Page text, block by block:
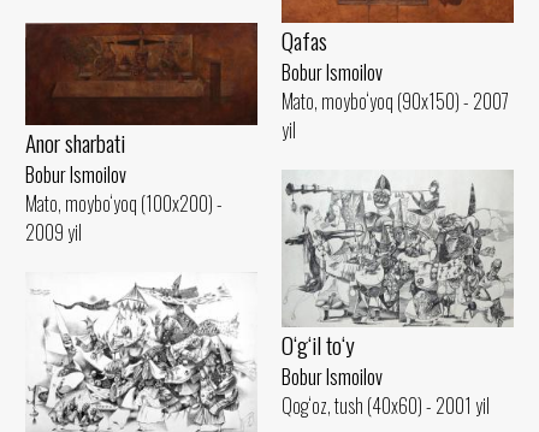
Qafas
Bobur Ismoilov
Mato, moybo‘yoq (90x150) - 2007
yil
Anor sharbati
Bobur Ismoilov
Mato, moybo‘yoq (100x200) -
2009 yil
O‘g‘il to‘y
Bobur Ismoilov
Qog‘oz, tush (40x60) - 2001 yil